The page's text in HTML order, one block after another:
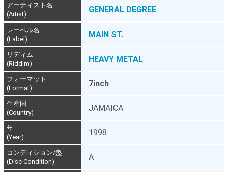
アーティスト名
(Artist)
GENERAL DEGREE
レーベル名
(Label)
MAIN ST.
リディム
(Riddim)
HEAVY METAL
フォーマット
(Format)
7inch
生産国
(Country)
JAMAICA
年
(Year)
1998
コンディション/盤
(Disc Condition)
A